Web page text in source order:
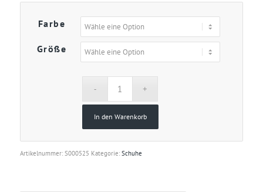
Farbe
Größe
In den Warenkorb
Artikelnummer: S000525 Kategorie: Schuhe